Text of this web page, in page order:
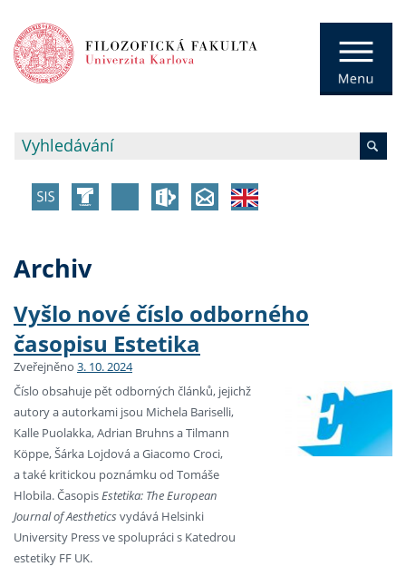
Archiv
Vyšlo nové číslo odborného
časopisu Estetika
Zveřejněno 3. 10. 2024
Číslo obsahuje pět odborných článků, jejichž
autory a autorkami jsou Michela Bariselli,
Kalle Puolakka, Adrian Bruhns a Tilmann
Köppe, Šárka Lojdová a Giacomo Croci,
a také kritickou poznámku od Tomáše
Hlobila. ČasopisEstetika: The European
Journal of Aesthetics vydává Helsinki
University Press ve spolupráci s Katedrou
estetiky FF UK.